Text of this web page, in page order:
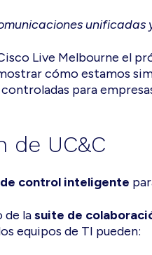
unificadas
Live Melbourne el
cómo estamos
para
de UC&C
control inteligente
de lasuite de
equipos de TI pueden: